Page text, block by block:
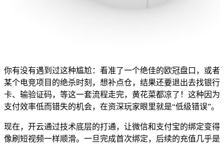
你有没有遇到过这种尴尬：看准了一个绝佳的欧冠盘口，或者
某个电竞项目的绝杀时刻，想补点仓，结果还要退出去找银行
卡、输验证码，等这一套流程走完，黄花菜都凉了！这种因为
支付效率低而错失的机会，在资深玩家眼里就是“低级错误”。
现在，开云通过技术底层的打通，让微信和支付宝的绑定变得
像刷短视频一样顺滑。一旦完成首次绑定，后续的充值几乎是